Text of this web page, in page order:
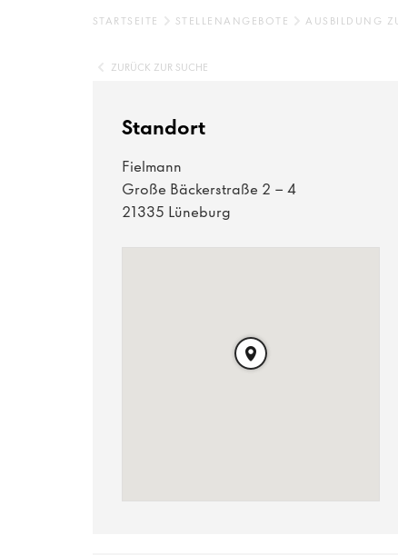
STARTSEITE STELLENANGEBOTE AUSBILDUNG
ZURÜCK ZUR SUCHE
Standort
Fielmann
Große Bäckerstraße 2 - 4
21335 Lüneburg